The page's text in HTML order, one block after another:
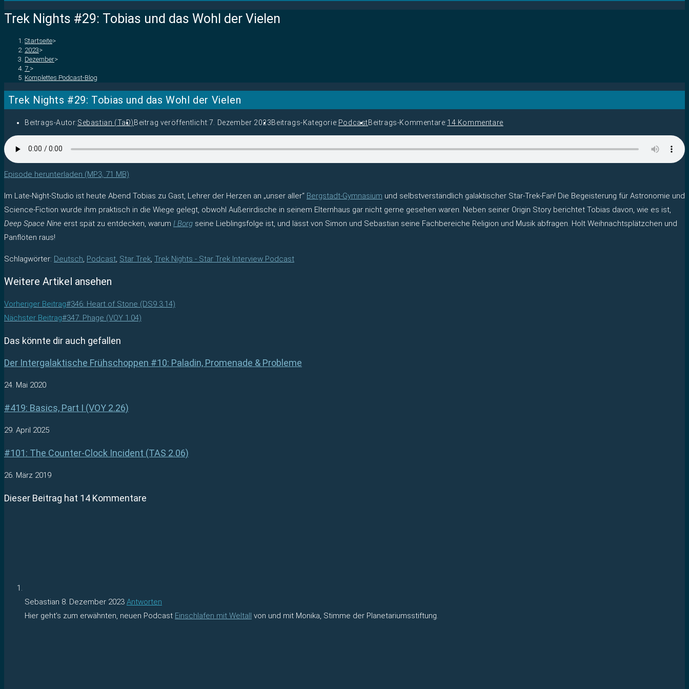
Trek Nights #29: Tobias und das Wohl der Vielen
Startseite>
2023>
Dezember>
7. >
Komplettes Podcast-Blog
Trek Nights #29: Tobias und das Wohl der Vielen
Beitrags-Autor:Sebastian (TaD) Beitrag veröffentlicht:7. Dezember 2023Beitrags-Kategorie: PodcastBeitrags-Kommentare:14 Kommentare
Episode herunterladen (MP3, 71 MB)
Im Late-Night-Studio ist heute Abend Tobias zu Gast, Lehrer der Herzen an „unser aller“ Bergstadt-Gymnasium und selbstverständlich galaktischer Star-Trek-Fan! Die Begeisterung für Astronomie und
Science-Fiction wurde ihm praktisch in die Wiege gelegt, obwohl Außerirdische in seinem Elternhaus gar nicht gerne gesehen waren. Neben seiner Origin Story berichtet Tobias davon, wie es ist,
Deep Space Nine erst spät zu entdecken, warum I Borg seine Lieblingsfolge ist, und lässt von Simon und Sebastian seine Fachbereiche Religion und Musik abfragen. Holt Weihnachtsplätzchen und
Panflöten raus!
Schlagwörter: Deutsch, Podcast, Star Trek, Trek Nights - Star Trek Interview Podcast
Weitere Artikel ansehen
Vorheriger Beitrag#346: Heart of Stone (DS9 3.14)
Nächster Beitrag#347: Phage (VOY 1.04)
Das könnte dir auch gefallen
Der Intergalaktische Frühschoppen #10: Paladin, Promenade & Probleme
24. Mai 2020
#419: Basics, Part I (VOY 2.26)
29. April 2025
#101: The Counter-Clock Incident (TAS 2.06)
26. März 2019
Dieser Beitrag hat 14 Kommentare
Sebastian 8. Dezember 2023 Antworten
Hier geht’s zum erwähnten, neuen Podcast Einschlafen mit Weltall von und mit Monika, Stimme der Planetariumsstiftung.